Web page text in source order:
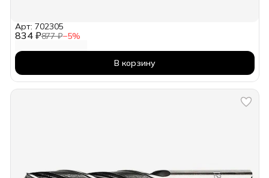
834 ₽877 ₽−5%
Арт: 702305
В корзину